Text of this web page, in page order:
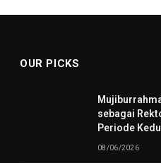
OUR PICKS
sebagai
Periode
08/06/2026